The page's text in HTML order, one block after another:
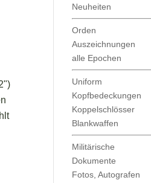
Neuheiten
Orden
Auszeichnungen
alle Epochen
Uniform
Kopfbedeckungen
Koppelschlösser
Blankwaffen
Militärische
Dokumente
Fotos, Autografen